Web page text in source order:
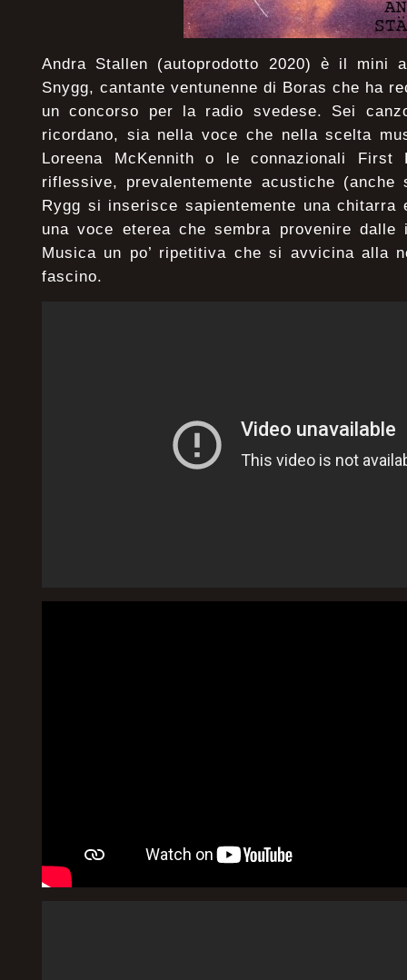
Andra Stallen (autoprodotto 2020) è il mini
Snygg, cantante ventunenne di Boras che ha
un concorso per la radio svedese. Sei
ricordano, sia nella voce che nella scelta
Loreena McKennith o le connazionali
riflessive, prevalentemente acustiche
Rygg si inserisce sapientemente una chitarra
una voce eterea che sembra provenire dalle
Musica un po’ ripetitiva che si avvicina alla
fascino.